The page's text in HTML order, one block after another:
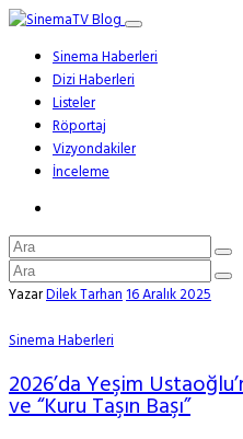
Sinema Haberleri
Dizi Haberleri
Listeler
Röportaj
Vizyondakiler
İnceleme
YazarDilek Tarhan16 Aralık 2025
Sinema Haberleri
2026’da Yeşim
ve “Kuru Taşın Başı”